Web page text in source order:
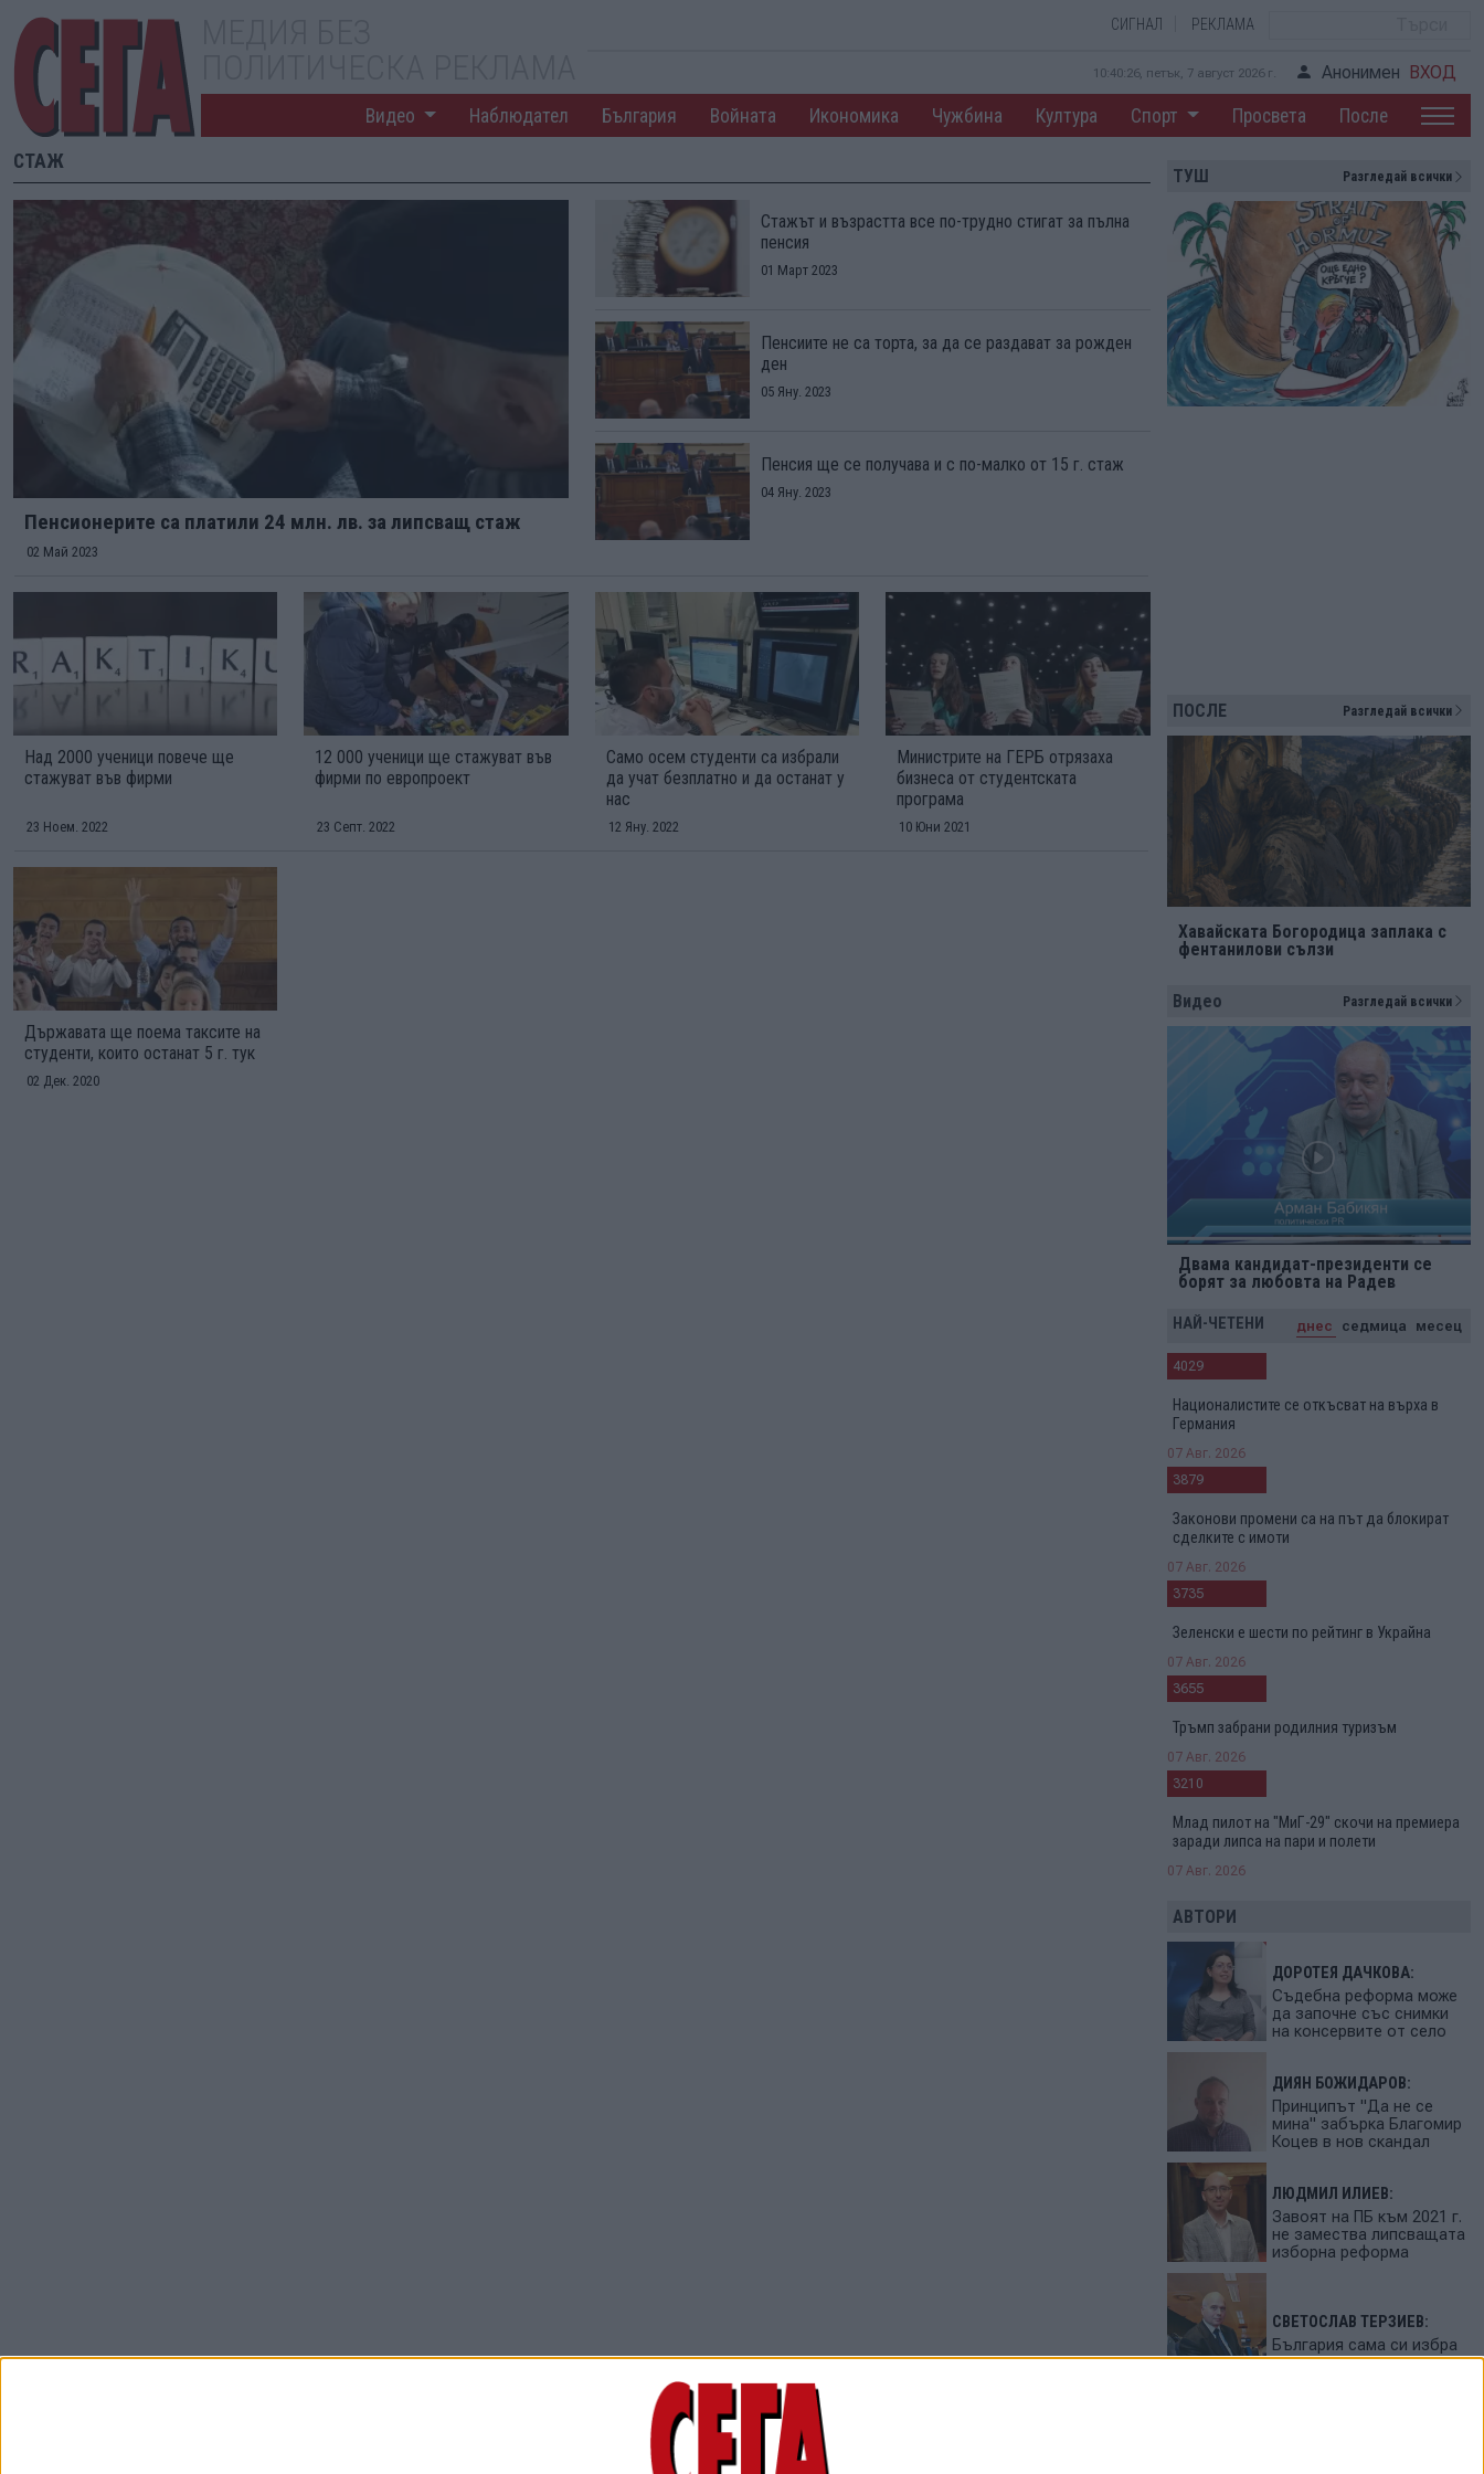
СИГНАЛ РЕКЛАМА
10:40:27, петък, 7 август 2026 г. Анонимен ВХОД
Видео Наблюдател България Войната Икономика Чужбина Култура Спорт Просвета После
СТАЖ
Пенсионерите са платили 24 млн. лв. за липсващ стаж
02 Май 2023
Стажът и възрастта все по-трудно стигат за пълна
пенсия
01 Март 2023
Пенсиите не са торта, за да се раздават за рожден
ден
05 Яну. 2023
Пенсия ще се получава и с по-малко от 15 г. стаж
04 Яну. 2023
Над 2000 ученици повече ще
стажуват във фирми
23 Ноем. 2022
12 000 ученици ще стажуват във
фирми по европроект
23 Септ. 2022
Само осем студенти са избрали
да учат безплатно и да останат у
нас
12 Яну. 2022
Министрите на ГЕРБ отрязаха
бизнеса от студентската
програма
10 Юни 2021
Държавата ще поема таксите на
студенти, които останат 5 г. тук
02 Дек. 2020
ТУШ Разгледай всички
ПОСЛЕ Разгледай всички
Хавайската Богородица заплака с
фентанилови сълзи
Видео Разгледай всички
Двама кандидат-президенти се
борят за любовта на Радев
НАЙ-ЧЕТЕНИ днес седмица месец
4029
Националистите се откъсват на върха в
Германия
07 Авг. 2026
3879
Законови промени са на път да блокират
сделките с имоти
07 Авг. 2026
3735
Зеленски е шести по рейтинг в Украйна
07 Авг. 2026
3655
Тръмп забрани родилния туризъм
07 Авг. 2026
3210
Млад пилот на "МиГ-29" скочи на премиера
заради липса на пари и полети
07 Авг. 2026
АВТОРИ
ДОРОТЕЯ ДАЧКОВА:
Съдебна реформа може
да започне със снимки
на консервите от село
ДИЯН БОЖИДАРОВ:
Принципът "Да не се
мина" забърка Благомир
Коцев в нов скандал
ЛЮДМИЛ ИЛИЕВ:
Завоят на ПБ към 2021 г.
не замества липсващата
изборна реформа
СВЕТОСЛАВ ТЕРЗИЕВ:
България сама си избра
вредител